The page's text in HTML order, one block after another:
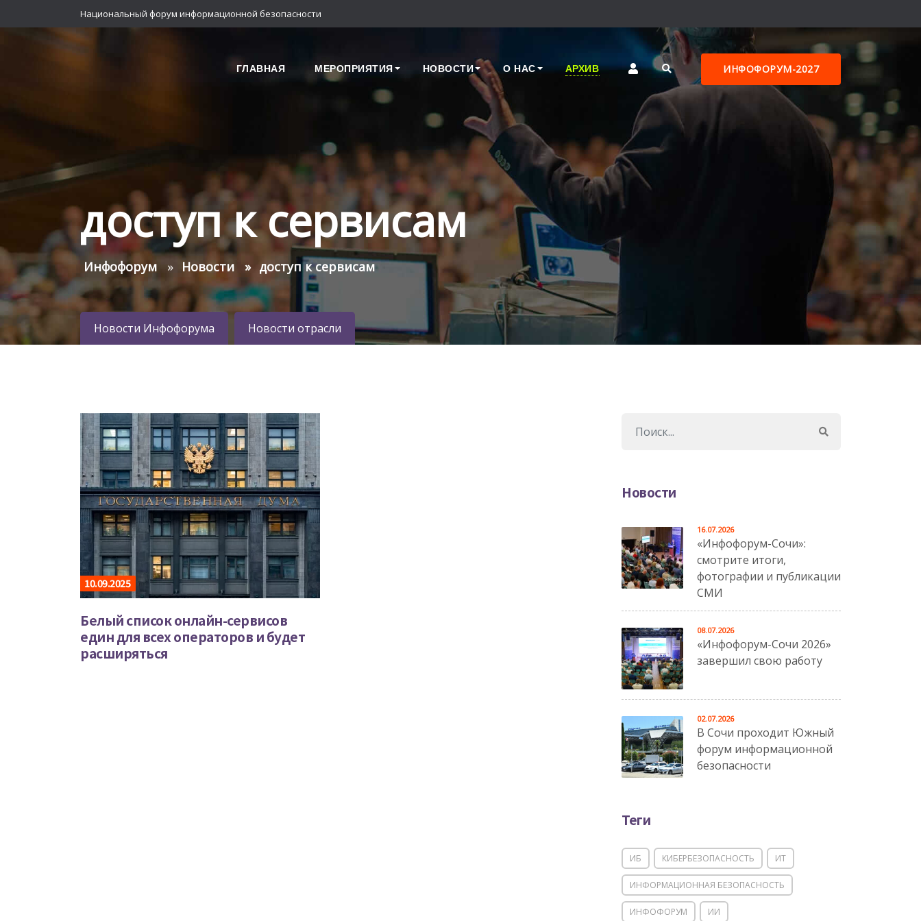
Национальный форум информационной безопасности
ГЛАВНАЯ МЕРОПРИЯТИЯ НОВОСТИ О НАС АРХИВ ИНФОФОРУМ-2027
доступ к сервисам
Инфофорум Новости доступ к сервисам
Новости Инфофорума Новости отрасли
10.09.2025
Белый список онлайн-сервисов
един для всех операторов и будет
расширяться
Новости
«Инфофорум-Сочи»:
смотрите итоги,
фотографии и публикации
СМИ
16.07.2026
«Инфофорум-Сочи 2026»
завершил свою работу
08.07.2026
В Сочи проходит Южный
форум информационной
безопасности
02.07.2026
Теги
ИБ КИБЕРБЕЗОПАСНОСТЬ ИТ
ИНФОРМАЦИОННАЯ БЕЗОПАСНОСТЬ
ИНФОФОРУМ ИИ